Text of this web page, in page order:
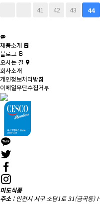
41 42 43 44
제품소개
블로그
오시는 길
회사소개
개인정보처리방침
이메일무단수집거부
미도식품
주소 : 인천시 서구 소담1로 31(금곡동